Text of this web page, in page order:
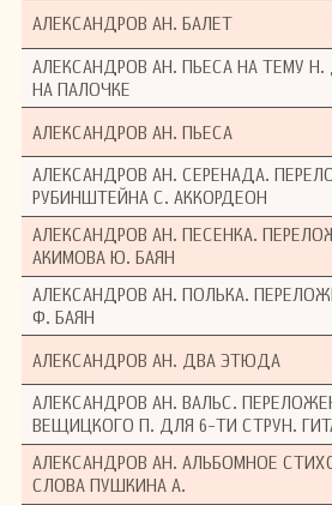
духовых
сюита
кинофильмам,
Александровым
песен самого
посвящено
фортепианных пьес:
33, две тетради
средней
миниатюры» ор. 66,
детей», изданный в
детских пьесах
традиции,
Чайковским. Как
Прокофьева,
Хачатуряна, пьесы
педагогический
ценным
учащихся пианистов.
АЛЕКСАНДРОВ АН. БАЛЕТ
АЛЕКСАНДРОВ АН. ПЬЕСА НА ТЕМУ Н.
НА ПАЛОЧКЕ
АЛЕКСАНДРОВ АН. ПЬЕСА
АЛЕКСАНДРОВ АН. СЕРЕНАДА.
РУБИНШТЕЙНА С. АККОРДЕОН
АЛЕКСАНДРОВ АН. ПЕСЕНКА.
АКИМОВА Ю. БАЯН
АЛЕКСАНДРОВ АН. ПОЛЬКА.
Ф. БАЯН
АЛЕКСАНДРОВ АН. ДВА ЭТЮДА
АЛЕКСАНДРОВ АН. ВАЛЬС.
ВЕЩИЦКОГО П. ДЛЯ 6-ТИ СТРУН.
АЛЕКСАНДРОВ АН. АЛЬБОМНОЕ
СЛОВА ПУШКИНА А.